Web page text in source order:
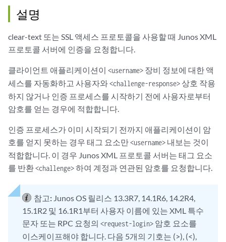
설명
clear-text 또는 SSL 액세스 프로토콜을 사용할 때 Junos XML
프로토콜 서버에 인증을 요청합니다.
클라이언트 애플리케이션이 <username> 장비 정보에 대한 액
세스를 자동화하고 사용자와<challenge-response> 상호 작용
하지 않거나 인증 프로세스를 시작하기 전에 사용자로부터
암호를 얻는 경우에 적합합니다.
인증 프로세스가 이미 시작되기 전까지 애플리케이션이 암
호를 얻지 못하는 경우 태그 요소만<username> 내보는 것이
적합합니다. 이 경우 Junos XML 프로토콜 서버는 태그 요소
를 반환<challenge>하여 계정과 연관된 암호를 요청합니다.
참고: Junos OS 릴리스 13.3R7, 14.1R6, 14.2R4,
15.1R2 및 16.1R1부터 사용자 이름에 있는 XML 특수
문자 또는 RPC 요청의 <request-login> 암호 요소를
이스케이프해야 합니다. 다음 5개의 기호는 (>), (<),